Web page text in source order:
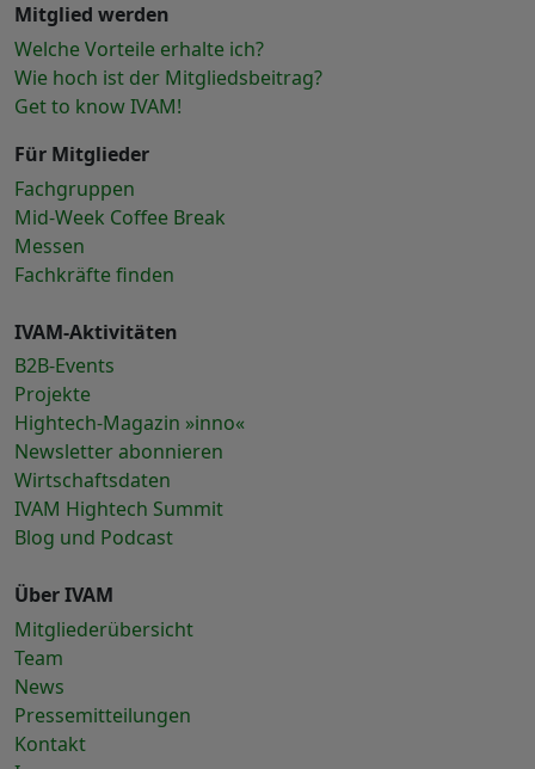
Mitglied werden
Welche Vorteile erhalte ich?
Wie hoch ist der Mitgliedsbeitrag?
Get to know IVAM!
Für Mitglieder
Fachgruppen
Mid-Week Coffee Break
Messen
Fachkräfte finden
IVAM-Aktivitäten
B2B-Events
Projekte
Hightech-Magazin »inno«
Newsletter abonnieren
Wirtschaftsdaten
IVAM Hightech Summit
Blog und Podcast
Über IVAM
Mitgliederübersicht
Team
News
Pressemitteilungen
Kontakt